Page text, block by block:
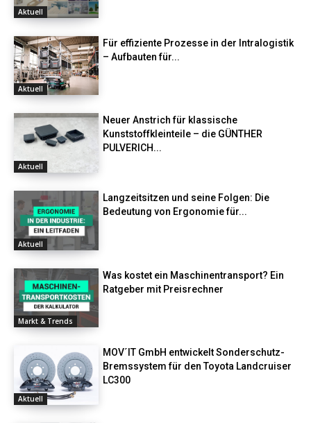
Aktuell
Aktuell
Für effiziente Prozesse in der Intralogistik
– Aufbauten für...
Aktuell
Neuer Anstrich für klassische
Kunststoffkleinteile – die GÜNTHER
PULVERICH...
Aktuell
Langzeitsitzen und seine Folgen: Die
Bedeutung von Ergonomie für...
Markt & Trends
Was kostet ein Maschinentransport? Ein
Ratgeber mit Preisrechner
Aktuell
MOV´IT GmbH entwickelt Sonderschutz-
Bremssystem für den Toyota Landcruiser
LC300